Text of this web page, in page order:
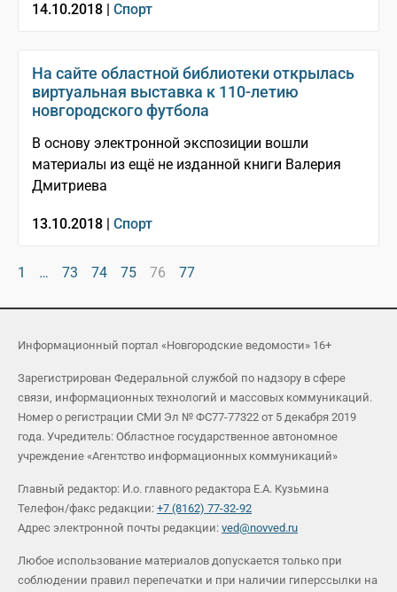
14.10.2018 | Спорт
На сайте областной библиотеки открылась
виртуальная выставка к 110-летию
новгородского футбола
В основу электронной экспозиции вошли
материалы из ещё не изданной книги Валерия
Дмитриева
13.10.2018 | Спорт
1 … 73 74 75 76 77
Информационный портал «Новгородские ведомости» 16+
Зарегистрирован Федеральной службой по надзору в сфере
связи, информационных технологий и массовых коммуникаций.
Номер о регистрации СМИ Эл № ФС77-77322 от 5 декабря 2019
года. Учредитель: Областное государственное автономное
учреждение «Агентство информационных коммуникаций»
Главный редактор: И.о. главного редактора Е.А. Кузьмина
Телефон/факс редакции: +7 (8162) 77-32-92
Адрес электронной почты редакции: ved@novved.ru
Любое использование материалов допускается только при
соблюдении правил перепечатки и при наличии гиперссылки на